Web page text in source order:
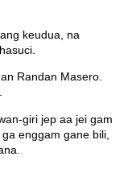
keudua, na
Randan Masero.
giri jep aa jei gam
enggam gane bili,